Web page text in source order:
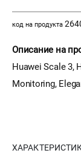
код на продукта
Описание на
Huawei Scale 3,
Monitoring,